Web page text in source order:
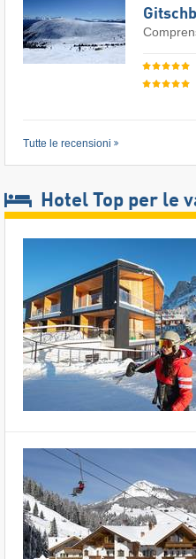
Tutte le recensioni
Hotel Top per le